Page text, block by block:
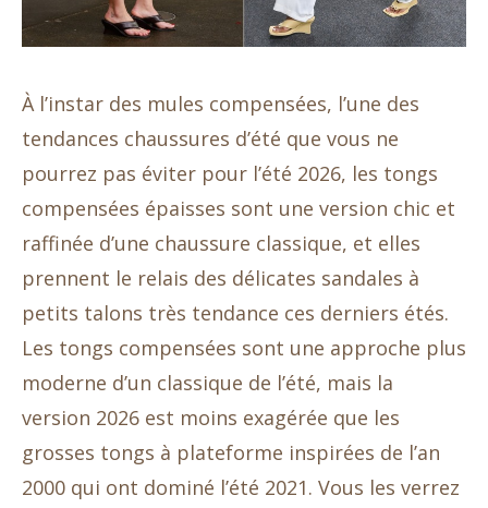
À l’instar des mules compensées, l’une des
tendances chaussures d’été que vous ne
pourrez pas éviter pour l’été 2026, les tongs
compensées épaisses sont une version chic et
raffinée d’une chaussure classique, et elles
prennent le relais des délicates sandales à
petits talons très tendance ces derniers étés.
Les tongs compensées sont une approche plus
moderne d’un classique de l’été, mais la
version 2026 est moins exagérée que les
grosses tongs à plateforme inspirées de l’an
2000 qui ont dominé l’été 2021. Vous les verrez